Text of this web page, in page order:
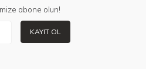
abone olun!
KAYIT OL